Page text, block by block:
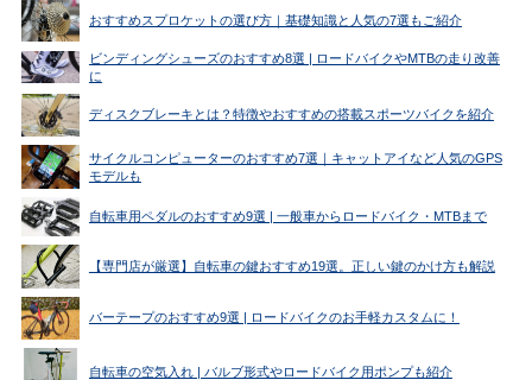
おすすめスプロケットの選び方｜基礎知識と人気の7選もご紹介
ビンディングシューズのおすすめ8選 | ロードバイクやMTBの走り改善
に
ディスクブレーキとは？特徴やおすすめの搭載スポーツバイクを紹介
サイクルコンピューターのおすすめ7選｜キャットアイなど人気のGPS
モデルも
自転車用ペダルのおすすめ9選 | 一般車からロードバイク・MTBまで
【専門店が厳選】自転車の鍵おすすめ19選。正しい鍵のかけ方も解説
バーテープのおすすめ9選 | ロードバイクのお手軽カスタムに！
自転車の空気入れ | バルブ形式やロードバイク用ポンプも紹介